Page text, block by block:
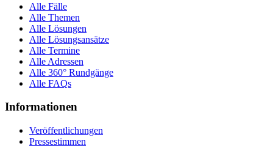
Alle Fälle
Alle Themen
Alle Lösungen
Alle Lösungsansätze
Alle Termine
Alle Adressen
Alle 360° Rundgänge
Alle FAQs
Informationen
Veröffentlichungen
Pressestimmen